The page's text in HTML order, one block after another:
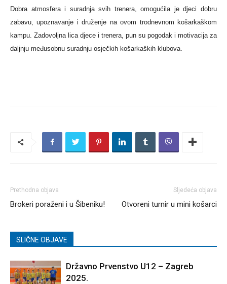
Dobra atmosfera i suradnja svih trenera, omogućila je djeci dobru
zabavu, upoznavanje i druženje na ovom trodnevnom košarkaškom
kampu. Zadovoljna lica djece i trenera, pun su pogodak i motivacija za
daljnju međusobnu suradnju osječkih košarkaških klubova.
Prethodna objava
Brokeri poraženi i u Šibeniku!
Sljedeća objava
Otvoreni turnir u mini košarci
SLIČNE OBJAVE
Državno Prvenstvo U12 – Zagreb
2025.